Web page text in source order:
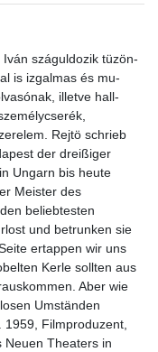
száguldozik tüzön-
is izgalmas és mu-
illetve hall-
Rejtö schrieb
der dreißiger
Ungarn bis heute
Meister des
beliebtesten
und betrunken sie
ertappen wir uns
Kerle sollten aus
Aber wie
Umständen
Filmproduzent,
Neuen Theaters in